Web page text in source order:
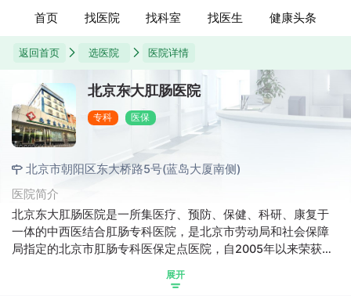
首页 找医院 找科室 找医生 健康头条
返回首页 选医院 医院详情
北京东大肛肠医院
专科 医保
北京市朝阳区东大桥路5号(蓝岛大厦南侧)
医院简介
北京东大肛肠医院是一所集医疗、预防、保健、科研、康复于
一体的中西医结合肛肠专科医院，是北京市劳动局和社会保障
局指定的北京市肛肠专科医保定点医院，自2005年以来荣获公
家，“肛肠病无痛减痛疗法”创始人荣文舟教授，“苁蓉通便口服
展开